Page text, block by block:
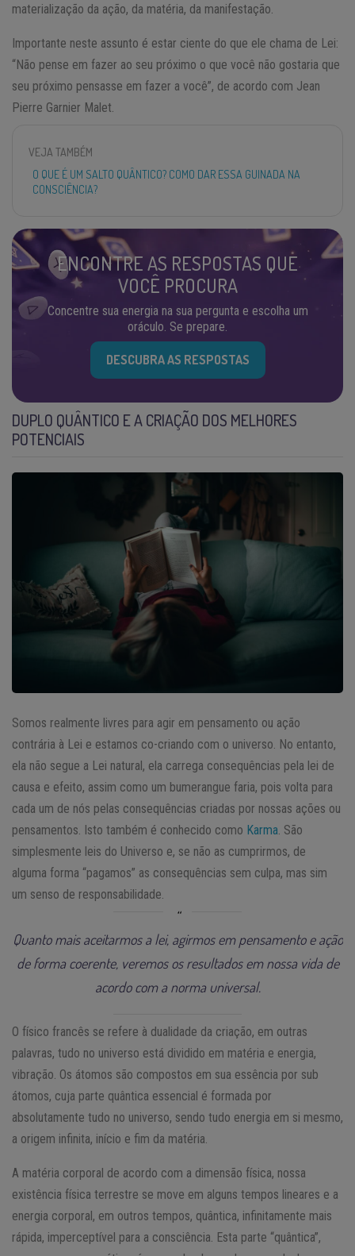
materialização da ação, da matéria, da manifestação.
Importante neste assunto é estar ciente do que ele chama de Lei:
“Não pense em fazer ao seu próximo o que você não gostaria que
seu próximo pensasse em fazer a você”, de acordo com Jean
Pierre Garnier Malet.
VEJA TAMBÉM
O QUE É UM SALTO QUÂNTICO? COMO DAR ESSA GUINADA NA
CONSCIÊNCIA?
ENCONTRE AS RESPOSTAS QUE
VOCÊ PROCURA
Concentre sua energia na sua pergunta e escolha um
oráculo. Se prepare.
DESCUBRA AS RESPOSTAS
DUPLO QUÂNTICO E A CRIAÇÃO DOS MELHORES
POTENCIAIS
Somos realmente livres para agir em pensamento ou ação
contrária à Lei e estamos co-criando com o universo. No entanto,
ela não segue a Lei natural, ela carrega consequências pela lei de
causa e efeito, assim como um bumerangue faria, pois volta para
cada um de nós pelas consequências criadas por nossas ações ou
pensamentos. Isto também é conhecido como Karma. São
simplesmente leis do Universo e, se não as cumprirmos, de
alguma forma “pagamos” as consequências sem culpa, mas sim
um senso de responsabilidade.
Quanto mais aceitarmos a lei, agirmos em pensamento e ação
de forma coerente, veremos os resultados em nossa vida de
acordo com a norma universal.
O físico francês se refere à dualidade da criação, em outras
palavras, tudo no universo está dividido em matéria e energia,
vibração. Os átomos são compostos em sua essência por sub
átomos, cuja parte quântica essencial é formada por
absolutamente tudo no universo, sendo tudo energia em si mesmo,
a origem infinita, início e fim da matéria.
A matéria corporal de acordo com a dimensão física, nossa
existência física terrestre se move em alguns tempos lineares e a
energia corporal, em outros tempos, quântica, infinitamente mais
rápida, imperceptível para a consciência. Esta parte “quântica”,